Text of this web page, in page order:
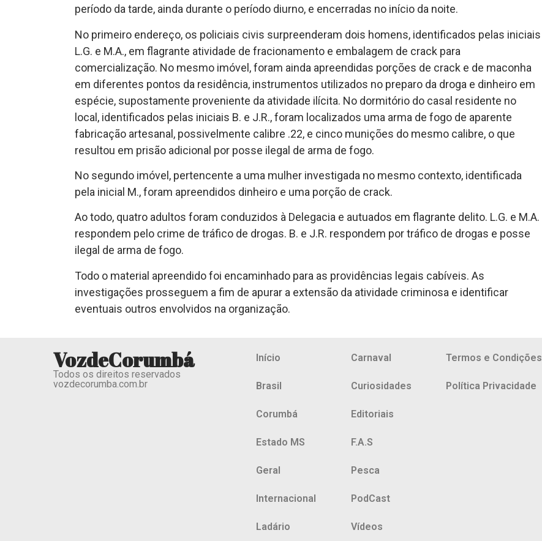
período da tarde, ainda durante o período diurno, e encerradas no início da noite.
No primeiro endereço, os policiais civis surpreenderam dois homens, identificados pelas iniciais
L.G. e M.A., em flagrante atividade de fracionamento e embalagem de crack para
comercialização. No mesmo imóvel, foram ainda apreendidas porções de crack e de maconha
em diferentes pontos da residência, instrumentos utilizados no preparo da droga e dinheiro em
espécie, supostamente proveniente da atividade ilícita. No dormitório do casal residente no
local, identificados pelas iniciais B. e J.R., foram localizados uma arma de fogo de aparente
fabricação artesanal, possivelmente calibre .22, e cinco munições do mesmo calibre, o que
resultou em prisão adicional por posse ilegal de arma de fogo.
No segundo imóvel, pertencente a uma mulher investigada no mesmo contexto, identificada
pela inicial M., foram apreendidos dinheiro e uma porção de crack.
Ao todo, quatro adultos foram conduzidos à Delegacia e autuados em flagrante delito. L.G. e M.A.
respondem pelo crime de tráfico de drogas. B. e J.R. respondem por tráfico de drogas e posse
ilegal de arma de fogo.
Todo o material apreendido foi encaminhado para as providências legais cabíveis. As
investigações prosseguem a fim de apurar a extensão da atividade criminosa e identificar
eventuais outros envolvidos na organização.
VozdeCorumbá
Todos os direitos reservados
vozdecorumba.com.br
Início
Brasil
Corumbá
Estado MS
Geral
Internacional
Ladário
Carnaval
Curiosidades
Editoriais
F.A.S
Pesca
PodCast
Vídeos
Termos e Condições
Política Privacidade